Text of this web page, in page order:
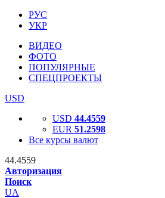
РУС
УКР
ВИДЕО
ФОТО
ПОПУЛЯРНЫЕ
СПЕЦПРОЕКТЫ
USD
USD 44.4559
EUR 51.2598
Все курсы валют
44.4559
Авторизация
Поиск
UA